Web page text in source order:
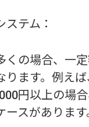
テム：
くの場合、一
ります。例え
円以上の場
スがあります